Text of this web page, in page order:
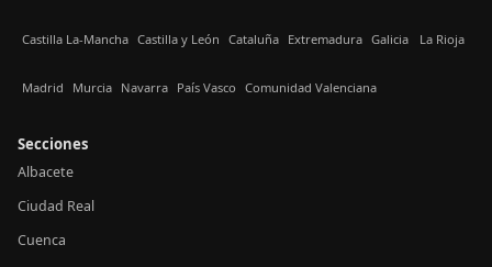
Castilla La-Mancha Castilla y León Cataluña Extremadura Galicia La Rioja
Madrid Murcia Navarra País Vasco Comunidad Valenciana
Secciones
Albacete
Ciudad Real
Cuenca